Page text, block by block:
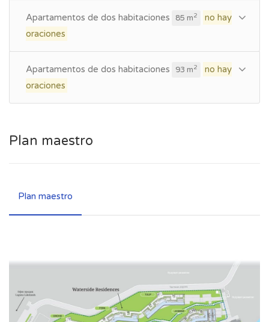
Apartamentos de dos habitaciones 85 m2
no hay
oraciones
Apartamentos de dos habitaciones 93 m2
no hay
oraciones
Plan maestro
Plan maestro